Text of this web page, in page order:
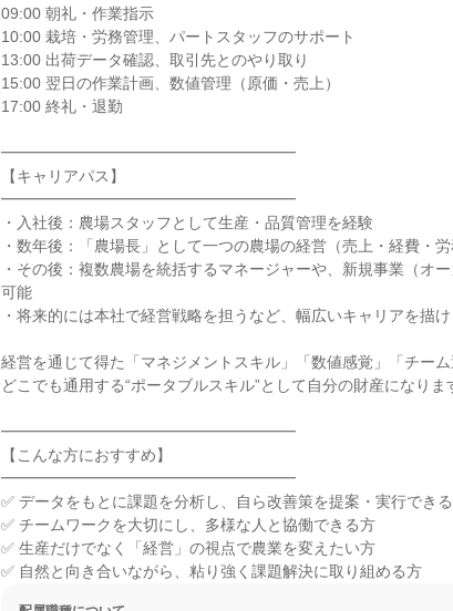
09:00 朝礼・作業指示
10:00 栽培・労務管理、パートスタッフのサポート
13:00 出荷データ確認、取引先とのやり取り
15:00 翌日の作業計画、数値管理（原価・売上）
17:00 終礼・退勤
━━━━━━━━━━━━━━━━━━━
【キャリアパス】
━━━━━━━━━━━━━━━━━━━
・入社後：農場スタッフとして生産・品質管理を経験
・数年後：「農場長」として一つの農場の経営（売上・経費・
・その後：複数農場を統括するマネージャーや、新規事業（オ
可能
・将来的には本社で経営戦略を担うなど、幅広いキャリアを描け
経営を通じて得た「マネジメントスキル」「数値感覚」「チーム
どこでも通用する“ポータブルスキル”として自分の財産になりま
━━━━━━━━━━━━━━━━━━━
【こんな方におすすめ】
━━━━━━━━━━━━━━━━━━━
✅ データをもとに課題を分析し、自ら改善策を提案・実行でき
✅ チームワークを大切にし、多様な人と協働できる方
✅ 生産だけでなく「経営」の視点で農業を変えたい方
✅ 自然と向き合いながら、粘り強く課題解決に取り組める方